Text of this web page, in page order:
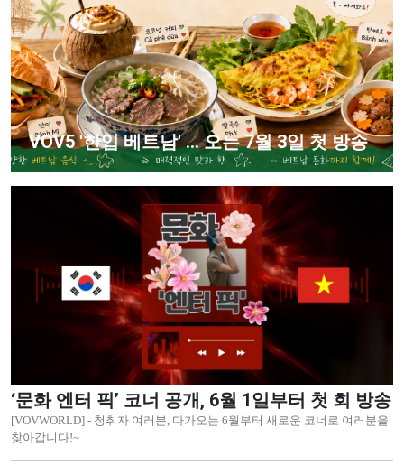
VOV5 '한입 베트남' ... 오는 7월 3일 첫 방송
‘문화 엔터 픽’ 코너 공개, 6월 1일부터 첫 회 방송
[VOVWORLD] - 청취자 여러분, 다가오는 6월부터 새로운 코너로 여러분을
찾아갑니다!~